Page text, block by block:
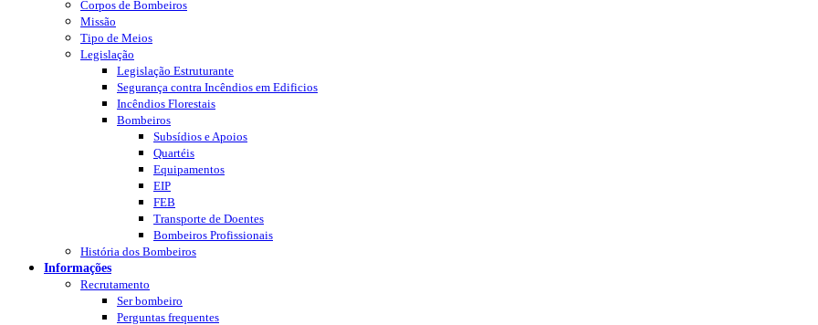
Corpos de Bombeiros
Missão
Tipo de Meios
Legislação
Legislação Estruturante
Segurança contra Incêndios em Edificios
Incêndios Florestais
Bombeiros
Subsídios e Apoios
Quartéis
Equipamentos
EIP
FEB
Transporte de Doentes
Bombeiros Profissionais
História dos Bombeiros
Informações
Recrutamento
Ser bombeiro
Perguntas frequentes